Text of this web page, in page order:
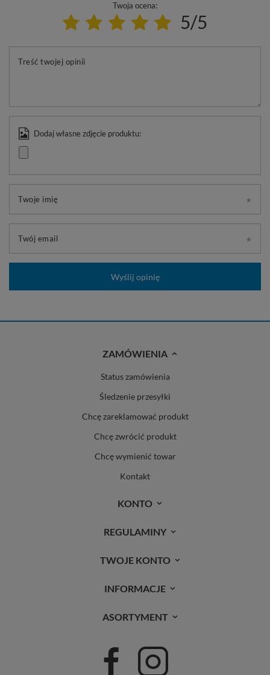
Twoja ocena:
5/5
Treść twojej opinii
Dodaj własne zdjęcie produktu:
Twoje imię
Twój email
Wyślij opinię
ZAMÓWIENIA
Status zamówienia
Śledzenie przesyłki
Chcę zareklamować produkt
Chcę zwrócić produkt
Chcę wymienić towar
Kontakt
KONTO
REGULAMINY
TWOJE KONTO
INFORMACJE
ASORTYMENT